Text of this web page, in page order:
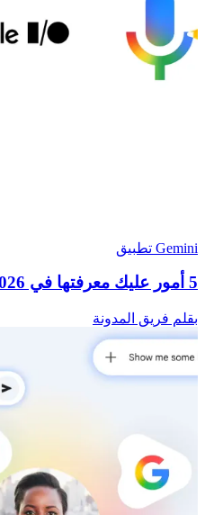
Gemini تطبيق
5 أمور عليك معرفتها في Google I/O 2026
بقلم فريق المدونة